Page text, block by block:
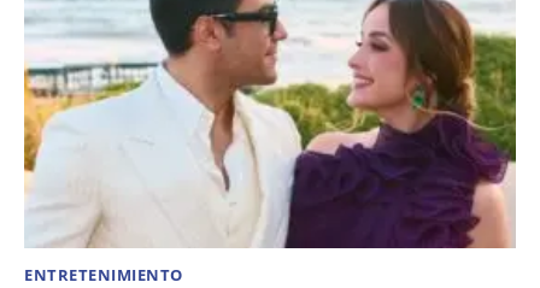
ENTRETENIMIENTO